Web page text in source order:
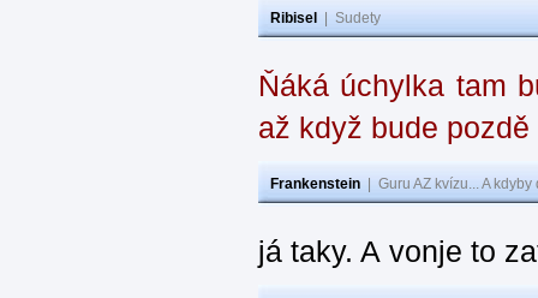
Ribisel Sudety
Ňáká úchylka tam
až když bude pozdě
Frankenstein Guru AZ kvízu... A
já taky. A vonje to